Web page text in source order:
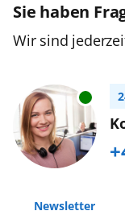
Sie haben
Wir sind
Newsletter